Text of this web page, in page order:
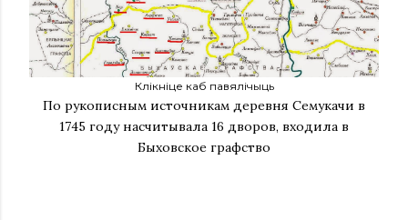
Клікніце каб павялічыць
По рукописным источникам деревня Семукачи в
1745 году насчитывала 16 дворов, входила в
Быховское графство